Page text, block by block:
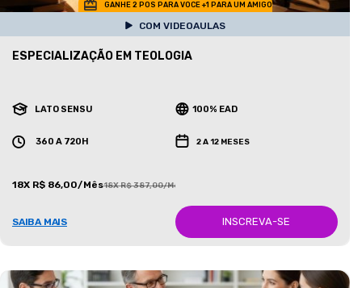
GANHE 2 POS PARA VOCE +1 PARA UM AMIGO
COM VIDEOAULAS
ESPECIALIZAÇÃO EM TEOLOGIA
LATO SENSU 100% EAD
360 A 720H 2 A 12 MESES
18X R$ 86,00/Mês18X R$ 387,00/Mês
SAIBA MAIS INSCREVA-SE